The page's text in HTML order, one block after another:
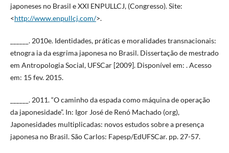
japoneses no Brasil e XXI ENPULLCJ, (Congresso). Site:
<http://www.enpullcj.com/>.
______. 2010e. Identidades, práticas e moralidades transnacionais:
etnogra ia da esgrima japonesa no Brasil. Dissertação de mestrado
em Antropologia Social, UFSCar [2009]. Disponível em: . Acesso
em: 15 fev. 2015.
______. 2011. “O caminho da espada como máquina de operação
da japonesidade”. In: Igor José de Renó Machado (org),
Japonesidades multiplicadas: novos estudos sobre a presença
japonesa no Brasil. São Carlos: Fapesp/EdUFSCar. pp. 27-57.